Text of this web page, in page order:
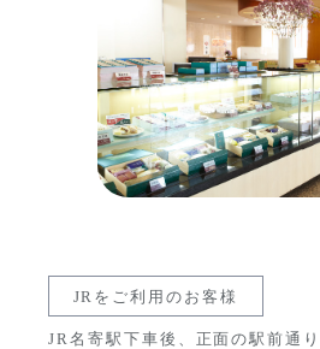
JRをご利用のお客様
JR名寄駅下車後、正面の駅前通